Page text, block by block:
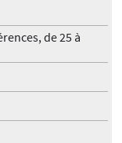
de 25 à